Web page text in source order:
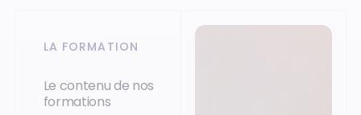
LA FORMATION
Le contenu de nos
formations